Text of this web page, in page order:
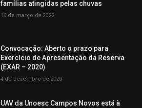
famílias atingidas pelas chuvas
16 de março de 2022
Convocação: Aberto o prazo para
Exercício de Apresentação da Reserva
(EXAR – 2020)
4 de dezembro de 2020
UAV da Unoesc Campos Novos está à